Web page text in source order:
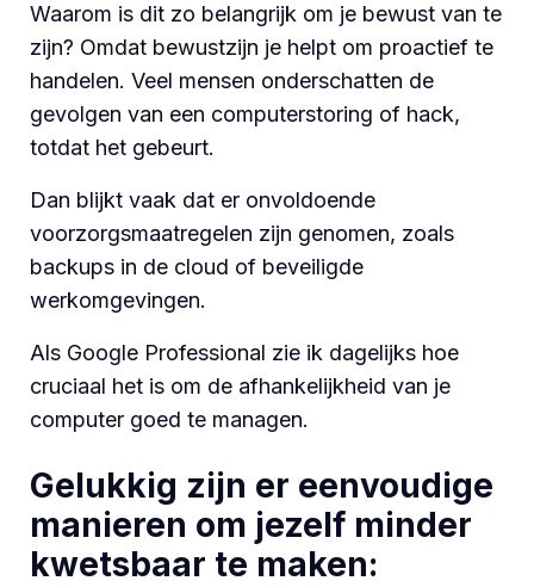
Waarom is dit zo belangrijk om je bewust van te
zijn? Omdat bewustzijn je helpt om proactief te
handelen. Veel mensen onderschatten de
gevolgen van een computerstoring of hack,
totdat het gebeurt.
Dan blijkt vaak dat er onvoldoende
voorzorgsmaatregelen zijn genomen, zoals
backups in de cloud of beveiligde
werkomgevingen.
Als Google Professional zie ik dagelijks hoe
cruciaal het is om de afhankelijkheid van je
computer goed te managen.
Gelukkig zijn er eenvoudige
manieren om jezelf minder
kwetsbaar te maken: